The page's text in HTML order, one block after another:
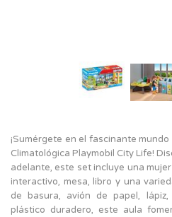
¡Sumérgete en el fascinante
Climatológica Playmobil City Life!
adelante, este set incluye una
interactivo, mesa, libro y una
de basura, avión de papel,
plástico duradero, este aula